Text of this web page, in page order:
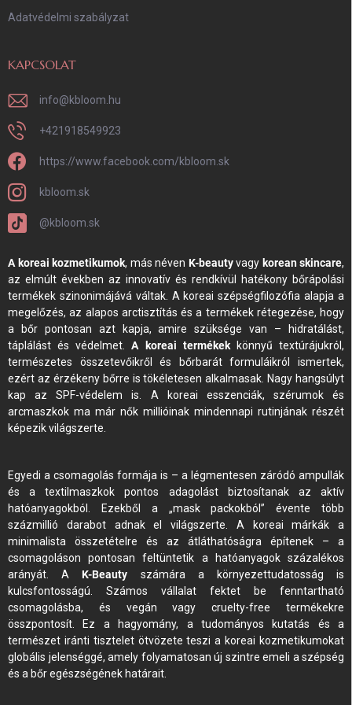
Adatvédelmi szabályzat
KAPCSOLAT
info@kbloom.hu
+421918549923
https://www.facebook.com/kbloom.sk
kbloom.sk
@kbloom.sk
A koreai kozmetikumok, más néven K-beautyvagy korean skincare,
az elmúlt években az innovatív és rendkívül hatékony bőrápolási
termékek szinonimájává váltak. A koreai szépségfilozófia alapja a
megelőzés, az alapos arctisztítás és a termékek rétegezése, hogy
a bőr pontosan azt kapja, amire szüksége van – hidratálást,
táplálást és védelmet.A koreai termékekkönnyű textúrájukról,
természetes összetevőikről és bőrbarát formuláikról ismertek,
ezért az érzékeny bőrre is tökéletesen alkalmasak. Nagy hangsúlyt
kap az SPF-védelem is. A koreai esszenciák, szérumok és
arcmaszkok ma már nők millióinak mindennapi rutinjának részét
képezik világszerte.
Egyedi a csomagolás formája is – a légmentesen záródó ampullák
és a textilmaszkok pontos adagolást biztosítanak az aktív
hatóanyagokból. Ezekből a „mask packokból” évente több
százmillió darabot adnak el világszerte. A koreai márkák a
minimalista összetételre és az átláthatóságra építenek – a
csomagoláson pontosan feltüntetik a hatóanyagok százalékos
arányát. A K-Beauty számára a környezettudatosság is
kulcsfontosságú. Számos vállalat fektet be fenntartható
csomagolásba, és vegán vagy cruelty-free termékekre
összpontosít. Ez a hagyomány, a tudományos kutatás és a
természet iránti tisztelet ötvözete teszi a koreai kozmetikumokat
globális jelenséggé, amely folyamatosan új szintre emeli a szépség
és a bőr egészségének határait.